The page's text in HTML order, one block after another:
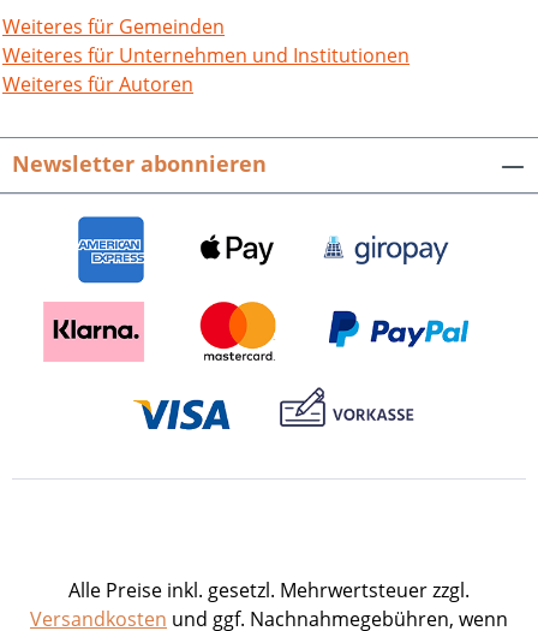
Weiteres für Gemeinden
Weiteres für Unternehmen und Institutionen
Weiteres für Autoren
Newsletter abonnieren
Alle Preise inkl. gesetzl. Mehrwertsteuer zzgl.
Versandkosten und ggf. Nachnahmegebühren, wenn